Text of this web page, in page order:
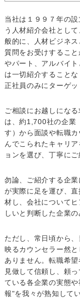
当社は１９９７年の
う人材紹介会社とし
般的に、人材ビジネ
質問をお受けするこ
やパート、アルバイ
は一切紹介すること
正社員のみにターゲッ
ご相談にお越しにな
は、約1,700社の企業
す）から面談や転職
んでこられたキャリ
ョンを選び、丁寧に
勿論、ご紹介する企
が実際に足を運び、
材し、会社について
しいと判断した企業
ただし、常日頃から
映るカウンセラー然
ありません。転職希
見做して信頼し、頼
ている各企業の実態
報"を我々が熟知して